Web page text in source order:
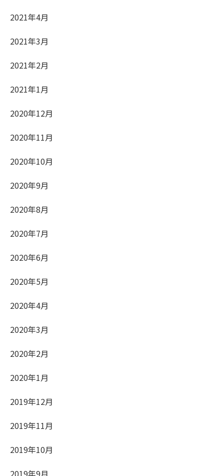
2021年4月
2021年3月
2021年2月
2021年1月
2020年12月
2020年11月
2020年10月
2020年9月
2020年8月
2020年7月
2020年6月
2020年5月
2020年4月
2020年3月
2020年2月
2020年1月
2019年12月
2019年11月
2019年10月